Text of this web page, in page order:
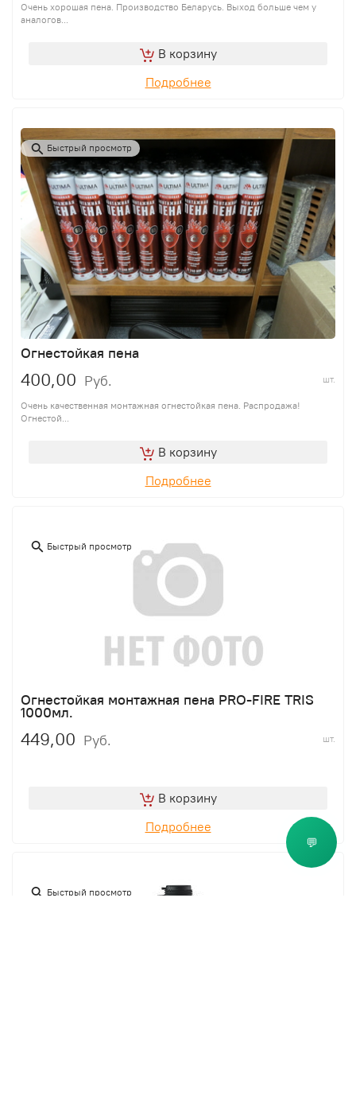
Очень хорошая пена. Производство Беларусь. Выход больше чем у
аналогов...
В корзину
Подробнее
Быстрый просмотр
Огнестойкая пена
400,00 Руб. шт.
Очень качественная монтажная огнестойкая пена. Распродажа!
Огнестой...
В корзину
Подробнее
Быстрый просмотр
Огнестойкая монтажная пена PRO-FIRE TRIS
1000мл.
449,00 Руб. шт.
В корзину
Подробнее
Быстрый просмотр
💬